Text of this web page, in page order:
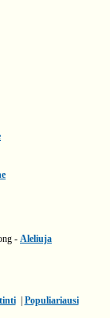
- Aleliuja
| Populiariausi